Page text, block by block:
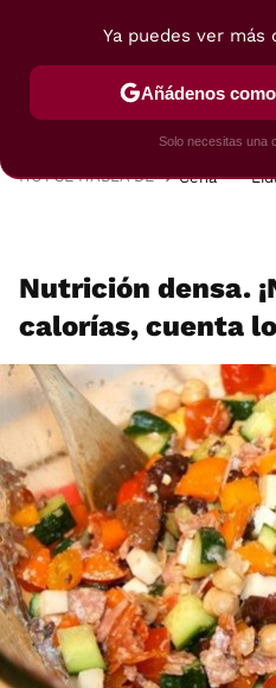
POSTRES VIAJES
HOY SE HABLA DE Cena
Nutrición densa.
calorías, cuenta
Ya puedes ver más
Añádenos
Solo necesitas una